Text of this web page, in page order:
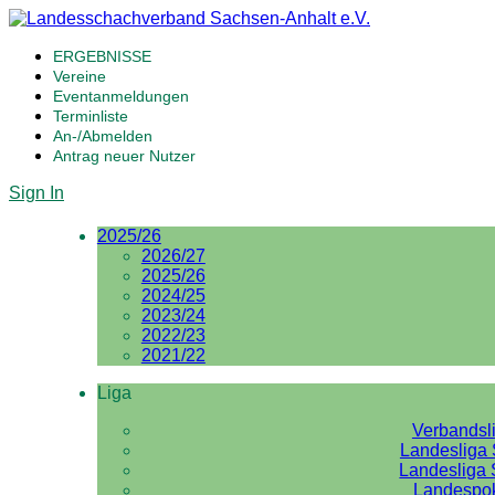
ERGEBNISSE
Vereine
Eventanmeldungen
Terminliste
An-/Abmelden
Antrag neuer Nutzer
Sign In
2025/26
2026/27
2025/26
2024/25
2023/24
2022/23
2021/22
Liga
Landesliga
Landesliga